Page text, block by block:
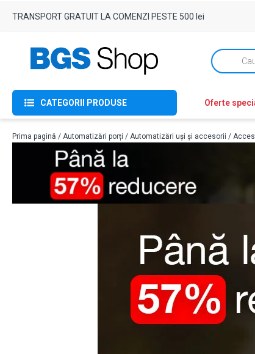
TRANSPORT GRATUIT LA COMENZI PESTE 500 lei
Products
search
CATEGORII PRODUSE Oferte
Prima pagină / Automatizări porți / Automatizări uși și accesorii /